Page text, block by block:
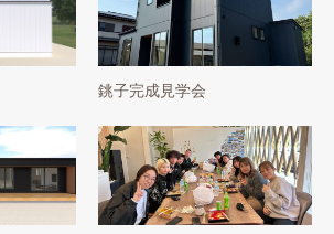
銚子完成見学会